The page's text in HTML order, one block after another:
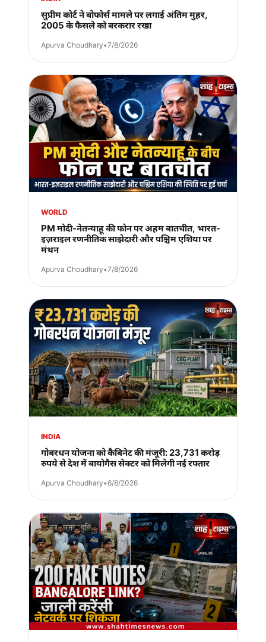
सुप्रीम कोर्ट ने बोफोर्स मामले पर लगाई अंतिम मुहर,
2005 के फैसले को बरकरार रखा
Apurva Choudhary•7/8/2026
WORLD
PM मोदी-नेतन्याहू की फोन पर अहम बातचीत, भारत-
इज़राइल रणनीतिक साझेदारी और पश्चिम एशिया पर
मंथन
Apurva Choudhary•7/8/2026
INDIA
गोबरधन योजना को कैबिनेट की मंजूरी: 23,731 करोड़
रुपये से देश में बायोगैस सेक्टर को मिलेगी नई रफ्तार
Apurva Choudhary•6/8/2026